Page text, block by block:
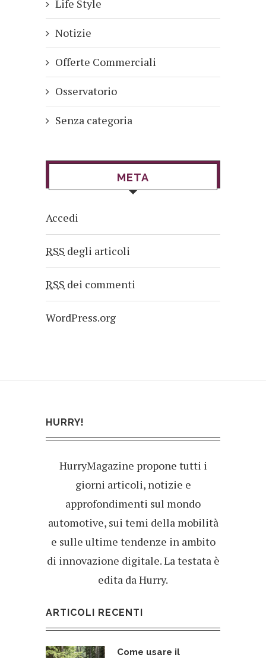
Life Style
Notizie
Offerte Commerciali
Osservatorio
Senza categoria
META
Accedi
RSS degli articoli
RSS dei commenti
WordPress.org
HURRY!
HurryMagazine propone tutti i
giorni articoli, notizie e
approfondimenti sul mondo
automotive, sui temi della mobilità
e sulle ultime tendenze in ambito
di innovazione digitale. La testata è
edita da Hurry.
ARTICOLI RECENTI
Come usare il